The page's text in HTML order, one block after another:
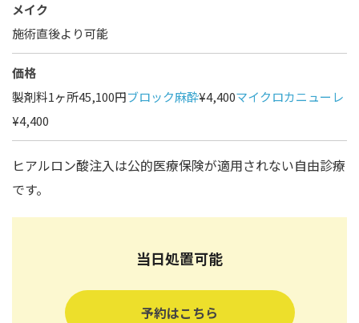
メイク
施術直後より可能
価格
製剤料1ヶ所45,100円ブロック麻酔¥4,400マイクロカニューレ
¥4,400
ヒアルロン酸注入は公的医療保険が適用されない自由診療
です。
当日処置可能
予約はこちら